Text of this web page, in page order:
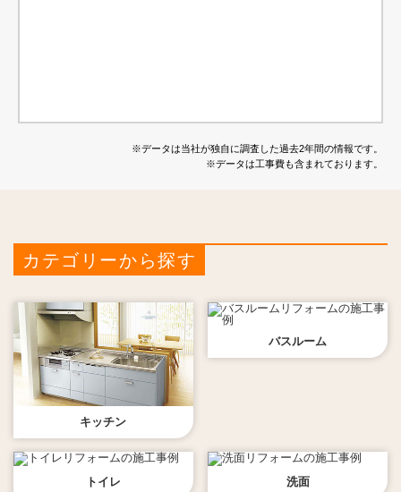
※データは当社が独自に調査した過去2年間の情報です。
※データは工事費も含まれております。
カテゴリーから探す
キッチン
バスルーム
トイレ 洗面